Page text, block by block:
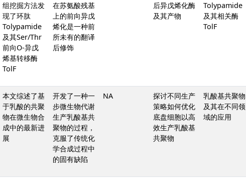
组挖掘方法发
现了环肽
Tolypamide
及其Ser/Thr
前向O-异戊
烯基转移酶
TolF
在苏氨酸残基
上的前向异戊
烯化是一种前
所未有的翻译
后修饰
后异戊烯化酶
及其产物
Tolypamide
及其相关酶
TolF
本文综述了基
于乳酸的共聚
物在微生物合
成中的最新进
展
开发了一种一
步微生物代谢
生产乳酸基共
聚物的过程，
克服了传统化
学合成过程中
的固有缺陷
NA
探讨不同生产
策略如何优化
底盘细胞以高
效生产乳酸基
共聚物
乳酸基共聚物
及其在不同领
域的应用